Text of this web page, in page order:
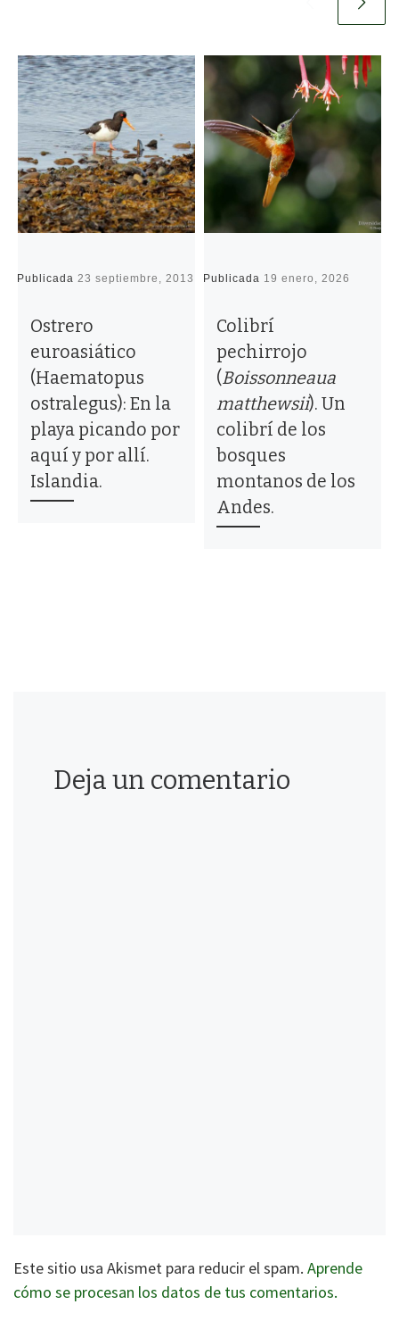
Publicada23 septiembre, 2013
Ostrero
euroasiático
(Haematopus
ostralegus): En la
playa picando por
aquí y por allí.
Islandia.
Publicada 19 enero, 2026
Colibrí
pechirrojo
(Boissonneaua
matthewsii). Un
colibrí de los
bosques
montanos de los
Andes.
Deja un comentario
Este sitio usa Akismet para reducir el spam. Aprende
cómo se procesan los datos de tus comentarios.